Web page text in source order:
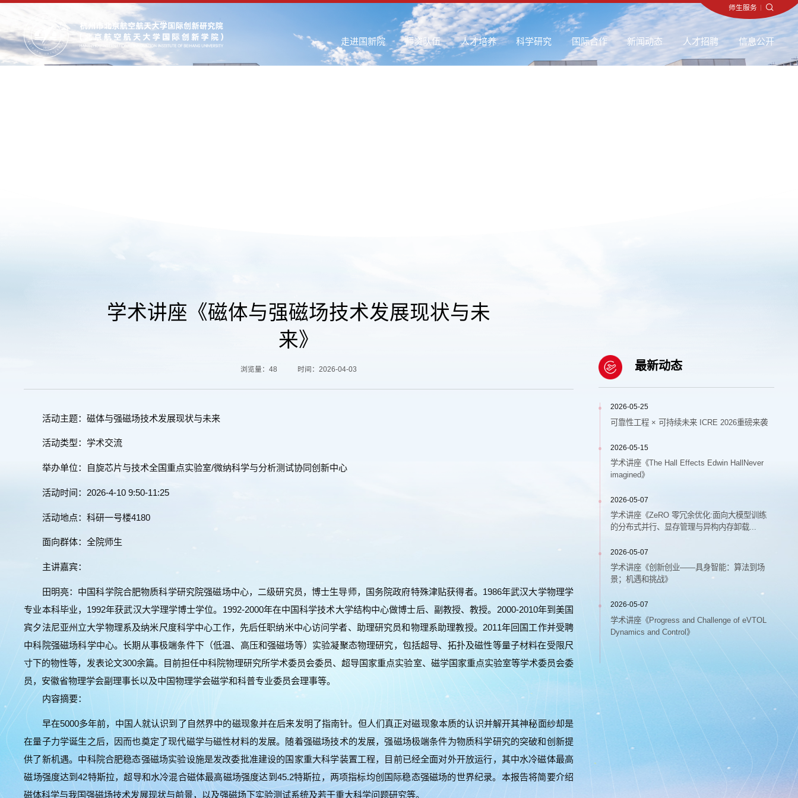
师生服务
师生服务
师生服务
师生服务
师生服务
师生服务
师生服务
师生服务
师生服务
师生服务
师生服务
师生服务
师生服务
师生服务
师生服务
师生服务
师生服务
师生服务
师生服务
师生服务
师生服务
师生服务
师生服务
师生服务
师生服务
师生服务
师生服务
师生服务
师生服务
师生服务
师生服务
师生服务
师生服务
师生服务
师生服务
师生服务
师生服务
师生服务
师生服务
师生服务
师生服务
师生服务
师生服务
师生服务
师生服务
师生服务
师生服务
师生服务
师生服务
师生服务
师生服务
师生服务
师生服务
师生服务
师生服务
师生服务
师生服务
师生服务
师生服务
师生服务
师生服务
师生服务
师生服务
师生服务
师生服务
师生服务
师生服务
师生服务
师生服务